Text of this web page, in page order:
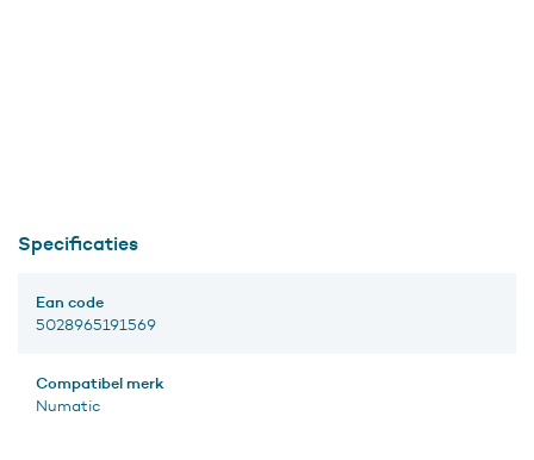
Specificaties
Ean code
5028965191569
Compatibel merk
Numatic